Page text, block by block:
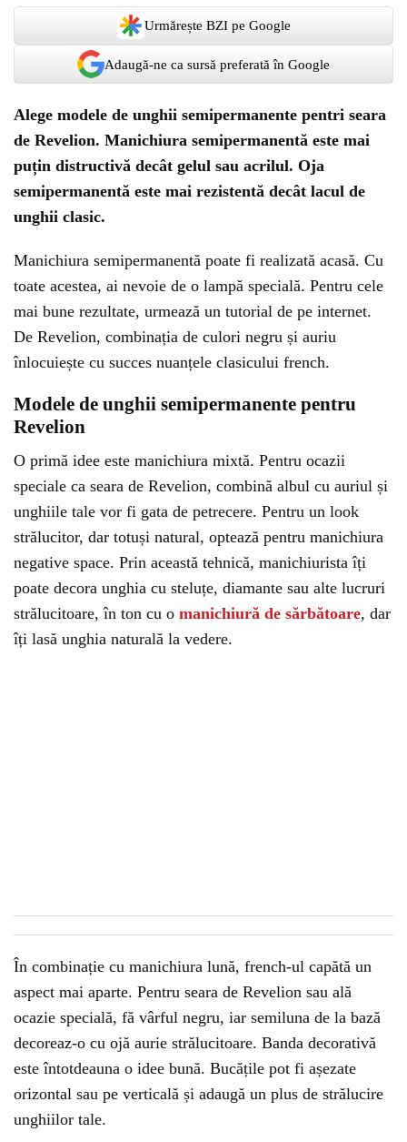
Urmărește BZI pe Google
Adaugă-ne ca sursă preferată în Google
Alege modele de unghii semipermanente pentri seara
de Revelion. Manichiura semipermanentă este mai
puțin distructivă decât gelul sau acrilul. Oja
semipermanentă este mai rezistentă decât lacul de
unghii clasic.
Manichiura semipermanentă poate fi realizată acasă. Cu
toate acestea, ai nevoie de o lampă specială. Pentru cele
mai bune rezultate, urmează un tutorial de pe internet.
De Revelion, combinația de culori negru și auriu
înlocuiește cu succes nuanțele clasicului french.
Modele de unghii semipermanente pentru
Revelion
O primă idee este manichiura mixtă. Pentru ocazii
speciale ca seara de Revelion, combină albul cu auriul și
unghiile tale vor fi gata de petrecere. Pentru un look
strălucitor, dar totuși natural, optează pentru manichiura
negative space. Prin această tehnică, manichiurista îți
poate decora unghia cu steluțe, diamante sau alte lucruri
strălucitoare, în ton cu o manichiură de sărbătoare, dar
îți lasă unghia naturală la vedere.
În combinație cu manichiura lună, french-ul capătă un
aspect mai aparte. Pentru seara de Revelion sau ală
ocazie specială, fă vârful negru, iar semiluna de la bază
decoreaz-o cu ojă aurie strălucitoare. Banda decorativă
este întotdeauna o idee bună. Bucățile pot fi așezate
orizontal sau pe verticală și adaugă un plus de strălucire
unghiilor tale.